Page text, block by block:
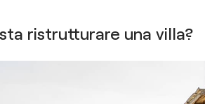
ristrutturare una villa?